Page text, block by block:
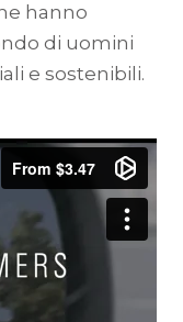
hanno
di uomini
e sostenibili.